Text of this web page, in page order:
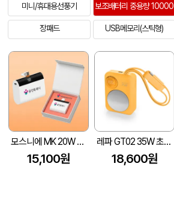
미니/휴대용선풍기 보조배터리 중용량 10000
장패드 USB메모리(스틱형)
모스니에 MK 20W 고속도킹보조배터리 10000mAh 자석싸바리케이스
15,100원
레파 GT02 35W 초고속충전 내장케이블 미러 보조배터리 10000mAh
18,600원